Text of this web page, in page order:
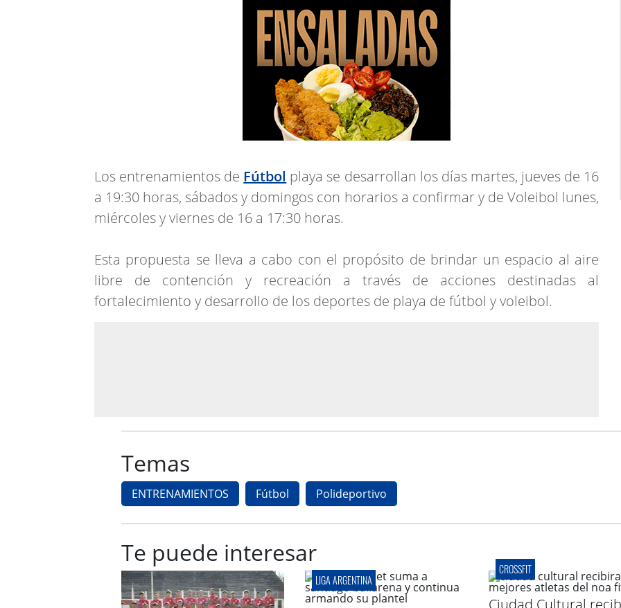
Los entrenamientos de Fútbol playa se desarrollan los días martes, jueves de 16
a 19:30 horas, sábados y domingos con horarios a confirmar y de Voleibol lunes,
miércoles y viernes de 16 a 17:30 horas.
Esta propuesta se lleva a cabo con el propósito de brindar un espacio al aire
libre de contención y recreación a través de acciones destinadas al
fortalecimiento y desarrollo de los deportes de playa de fútbol y voleibol.
Temas
ENTRENAMIENTOS Fútbol Polideportivo
Te puede interesar
LIGA ARGENTINA
CROSSFIT